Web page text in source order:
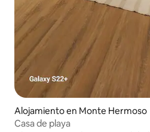
Alojamiento en Monte Hermoso
Casa de playa